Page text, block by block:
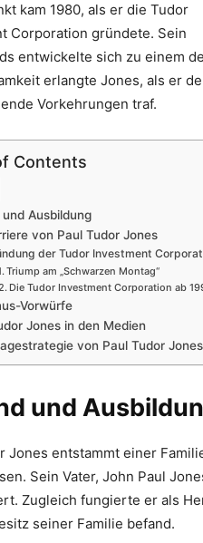
kam 1980, als er die Tudor
Corporation gründete. Sein
entwickelte sich zu einem
erlangte Jones, als er
Vorkehrungen traf.
Contents
Ausbildung
von Paul Tudor Jones
der Tudor Investment
Triump am „Schwarzen Montag“
Die Tudor Investment Corporation ab
Vorwürfe
Jones in den Medien
von Paul Tudor Jones
und
Jones entstammt einer
Sein Vater, John Paul
Zugleich fungierte er als
seiner Familie befand.